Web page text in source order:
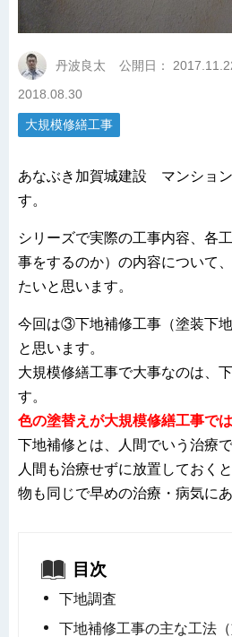
丹波良太 公開日：
2018.08.30
大規模修繕工事
あなぶき加賀城建設 マンショ
す。
シリーズで実際の工事内容、各
事をするのか）の内容について
たいと思います。
今回は③下地補修工事（塗装下
と思います。
大規模修繕工事で大事なのは、
す。
色の塗替えが大規模修繕工事では
下地補修とは、人間でいう治療で
人間も治療せずに放置しておく
物も同じで早めの治療・病気に
目次
下地調査
下地補修工事の主な工法（